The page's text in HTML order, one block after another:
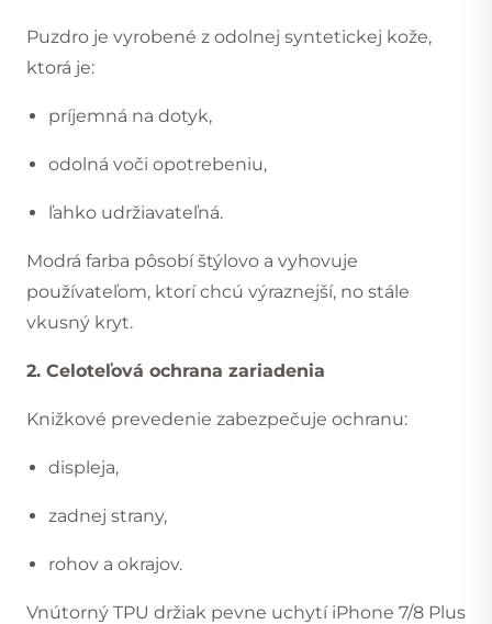
Puzdro je vyrobené z odolnej syntetickej kože,
ktorá je:
príjemná na dotyk,
odolná voči opotrebeniu,
ľahko udržiavateľná.
Modrá farba pôsobí štýlovo a vyhovuje
používateľom, ktorí chcú výraznejší, no stále
vkusný kryt.
2. Celoteľová ochrana zariadenia
Knižkové prevedenie zabezpečuje ochranu:
displeja,
zadnej strany,
rohov a okrajov.
Vnútorný TPU držiak pevne uchytí iPhone 7/8 Plus